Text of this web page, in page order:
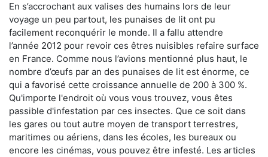
En s’accrochant aux valises des humains lors de leur
voyage un peu partout, les punaises de lit ont pu
facilement reconquérir le monde. Il a fallu attendre
l’année 2012 pour revoir ces êtres nuisibles refaire surface
en France. Comme nous l’avions mentionné plus haut, le
nombre d’œufs par an des punaises de lit est énorme, ce
qui a favorisé cette croissance annuelle de 200 à 300 %.
Qu'importe l'endroit où vous vous trouvez, vous êtes
passible d'infestation par ces insectes. Que ce soit dans
les gares ou tout autre moyen de transport terrestres,
maritimes ou aériens, dans les écoles, les bureaux ou
encore les cinémas, vous pouvez être infesté. Les articles